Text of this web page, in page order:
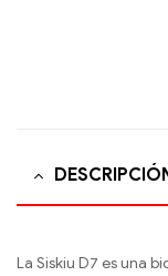
La Siskiu D7 es una